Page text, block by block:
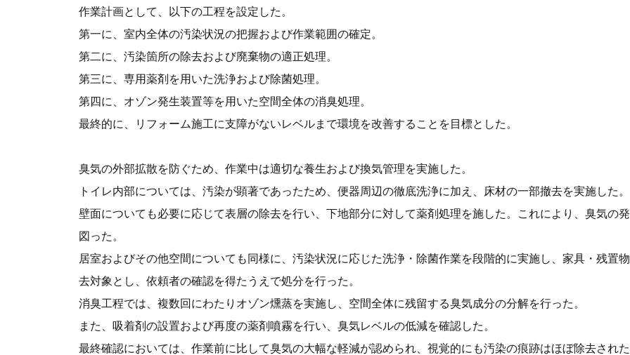
作業計画として、以下の工程を設定した。
第一に、室内全体の汚染状況の把握および作業範囲の確定。
第二に、汚染箇所の除去および廃棄物の適正処理。
第三に、専用薬剤を用いた洗浄および除菌処理。
第四に、オゾン発生装置等を用いた空間全体の消臭処理。
最終的に、リフォーム施工に支障がないレベルまで環境を改善することを目標とした。
臭気の外部拡散を防ぐため、作業中は適切な養生および換気管理を実施した。
トイレ内部については、汚染が顕著であったため、便器周辺の徹底洗浄に加え、床材の一部撤去を実施した。
壁面についても必要に応じて表層の除去を行い、下地部分に対して薬剤処理を施した。これにより、臭気の
図った。
居室およびその他空間についても同様に、汚染状況に応じた洗浄・除菌作業を段階的に実施し、家具・残置
去対象とし、依頼者の確認を得たうえで処分を行った。
消臭工程では、複数回にわたりオゾン燻蒸を実施し、空間全体に残留する臭気成分の分解を行った。
また、吸着剤の設置および再度の薬剤噴霧を行い、臭気レベルの低減を確認した。
最終確認においては、作業前に比して臭気の大幅な軽減が認められ、視覚的にも汚染の痕跡はほぼ除去され